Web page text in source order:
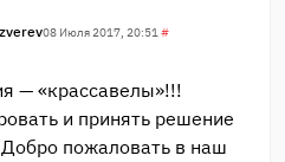
08 Июля 2017, 20:51 #
— «крассавелы»!!!
и принять решение
пожаловать в наш